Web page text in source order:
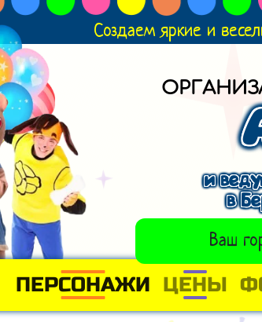
Создаем яркие и
и
в
Ваш
ПЕРСОНАЖИ ЦЕНЫ